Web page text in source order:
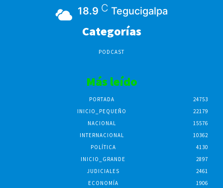
18.9 C Tegucigalpa
Categorías
PODCAST
Más leído
PORTADA
24753
INICIO_PEQUEÑO
22179
NACIONAL
15576
INTERNACIONAL
10362
POLÍTICA
4130
INICIO_GRANDE
2897
JUDICIALES
2461
ECONOMÍA
1906